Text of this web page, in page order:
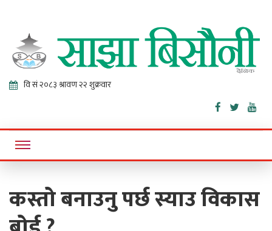
Sajha
Bisaunee
Online News Portal
कस्तो बनाउनु पर्छ स्याउ विकास